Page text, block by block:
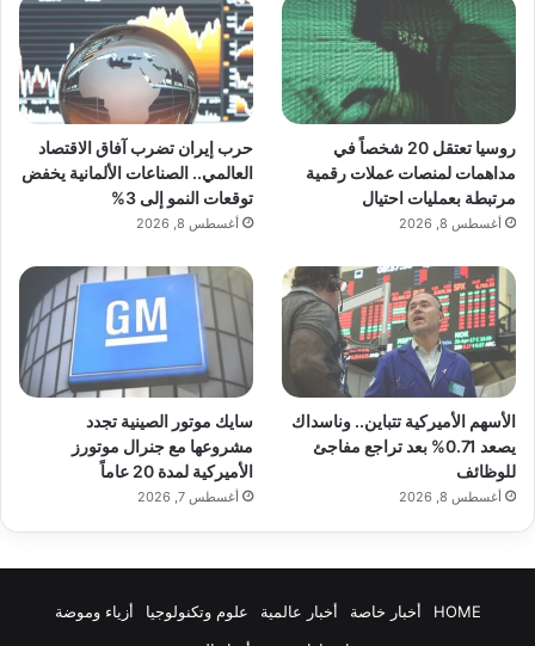
روسيا تعتقل 20 شخصاً في
مداهمات لمنصات عملات رقمية
مرتبطة بعمليات احتيال
أغسطس 8, 2026
حرب إيران تضرب آفاق الاقتصاد
العالمي.. الصناعات الألمانية يخفض
توقعات النمو إلى 3%
أغسطس 8, 2026
الأسهم الأميركية تتباين.. وناسداك
يصعد 0.71% بعد تراجع مفاجئ
للوظائف
أغسطس 8, 2026
سايك موتور الصينية تجدد
مشروعها مع جنرال موتورز
الأميركية لمدة 20 عاماً
أغسطس 7, 2026
HOME أخبار خاصة أخبار عالمية علوم وتكنولوجيا
أزياء وموضة